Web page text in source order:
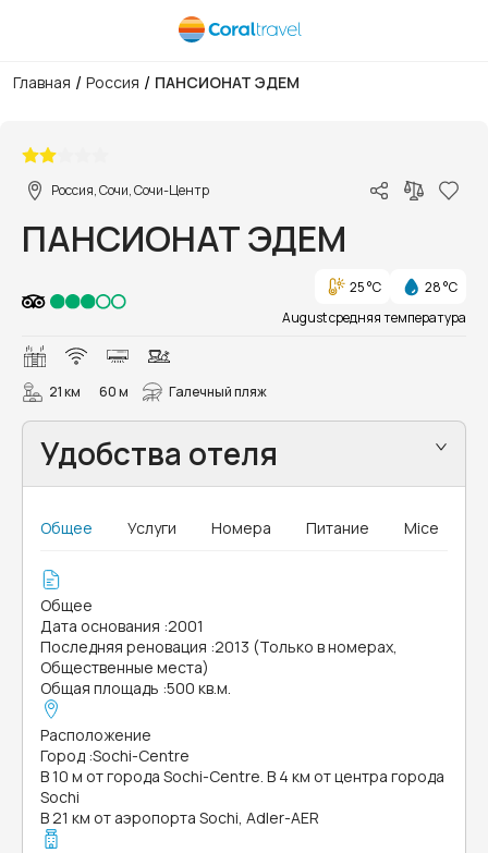
Главная / Россия / ПАНСИОНАТ ЭДЕМ
Россия, Сочи, Сочи-Центр
ПАНСИОНАТ ЭДЕМ
25 °C
28 °C
August средняя температура
21 км 60 м Галечный пляж
Удобства отеля
Общее Услуги Номера Питание Mice
Общее
Дата основания :2001
Последняя реновация :2013 (Только в номерах,
Общественные места)
Общая площадь :500 кв.м.
Расположение
Город :Sochi-Centre
В 10 м от города Sochi-Centre. В 4 км от центра города
Sochi
В 21 км от аэропорта Sochi, Adler-AER